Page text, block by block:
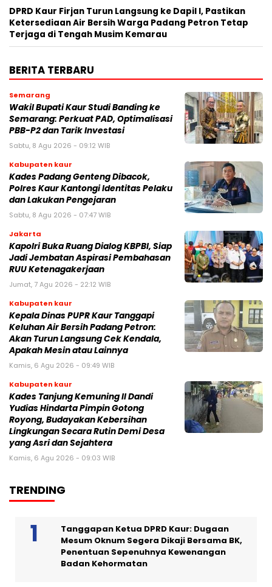
DPRD Kaur Firjan Turun Langsung ke Dapil I, Pastikan
Ketersediaan Air Bersih Warga Padang Petron Tetap
Terjaga di Tengah Musim Kemarau
BERITA TERBARU
Semarang
Wakil Bupati Kaur Studi Banding ke
Semarang: Perkuat PAD, Optimalisasi
PBB-P2 dan Tarik Investasi
Sabtu, 8 Agu 2026 - 09:12 WIB
Kabupaten kaur
Kades Padang Genteng Dibacok,
Polres Kaur Kantongi Identitas Pelaku
dan Lakukan Pengejaran
Sabtu, 8 Agu 2026 - 07:47 WIB
Jakarta
Kapolri Buka Ruang Dialog KBPBI, Siap
Jadi Jembatan Aspirasi Pembahasan
RUU Ketenagakerjaan
Jumat, 7 Agu 2026 - 22:12 WIB
Kabupaten kaur
Kepala Dinas PUPR Kaur Tanggapi
Keluhan Air Bersih Padang Petron:
Akan Turun Langsung Cek Kendala,
Apakah Mesin atau Lainnya
Kamis, 6 Agu 2026 - 09:49 WIB
Kabupaten kaur
Kades Tanjung Kemuning II Dandi
Yudias Hindarta Pimpin Gotong
Royong, Budayakan Kebersihan
Lingkungan Secara Rutin Demi Desa
yang Asri dan Sejahtera
Kamis, 6 Agu 2026 - 09:03 WIB
TRENDING
Tanggapan Ketua DPRD Kaur: Dugaan
Mesum Oknum Segera Dikaji Bersama BK,
Penentuan Sepenuhnya Kewenangan
Badan Kehormatan